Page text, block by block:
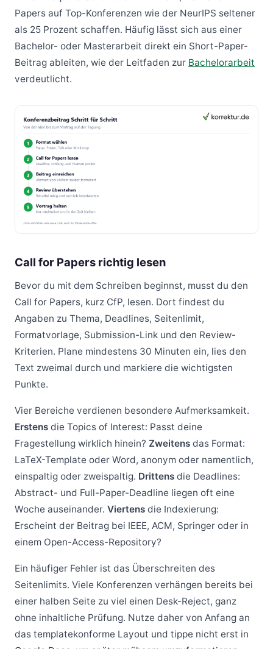
Papers auf Top-Konferenzen wie der NeurIPS seltener
als 25 Prozent schaffen. Häufig lässt sich aus einer
Bachelor- oder Masterarbeit direkt ein Short-Paper-
Beitrag ableiten, wie der Leitfaden zur Bachelorarbeit
verdeutlicht.
Call for Papers richtig lesen
Bevor du mit dem Schreiben beginnst, musst du den
Call for Papers, kurz CfP, lesen. Dort findest du
Angaben zu Thema, Deadlines, Seitenlimit,
Formatvorlage, Submission-Link und den Review-
Kriterien. Plane mindestens 30 Minuten ein, lies den
Text zweimal durch und markiere die wichtigsten
Punkte.
Vier Bereiche verdienen besondere Aufmerksamkeit.
Erstens die Topics of Interest: Passt deine
Fragestellung wirklich hinein? Zweitens das Format:
LaTeX-Template oder Word, anonym oder namentlich,
einspaltig oder zweispaltig. Drittens die Deadlines:
Abstract- und Full-Paper-Deadline liegen oft eine
Woche auseinander. Viertens die Indexierung:
Erscheint der Beitrag bei IEEE, ACM, Springer oder in
einem Open-Access-Repository?
Ein häufiger Fehler ist das Überschreiten des
Seitenlimits. Viele Konferenzen verhängen bereits bei
einer halben Seite zu viel einen Desk-Reject, ganz
ohne inhaltliche Prüfung. Nutze daher von Anfang an
das templatekonforme Layout und tippe nicht erst in